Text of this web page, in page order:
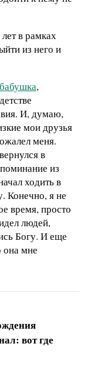
в рамках
из него и
бабушка,
И, думаю,
мои друзья
меня.
в
из
ходить в
Конечно, я не
время, просто
людей,
Богу. И еще
она мне
вот где